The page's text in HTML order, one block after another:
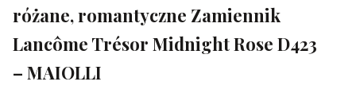
różane, romantyczne Zamiennik
Lancôme Trésor Midnight Rose D423
– MAIOLLI